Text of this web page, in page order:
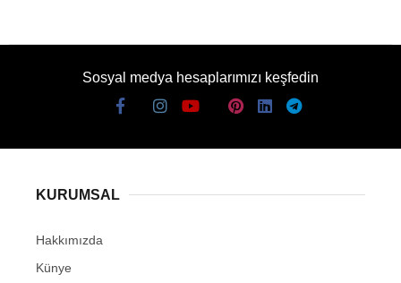
Sosyal medya hesaplarımızı keşfedin
KURUMSAL
Hakkımızda
Künye